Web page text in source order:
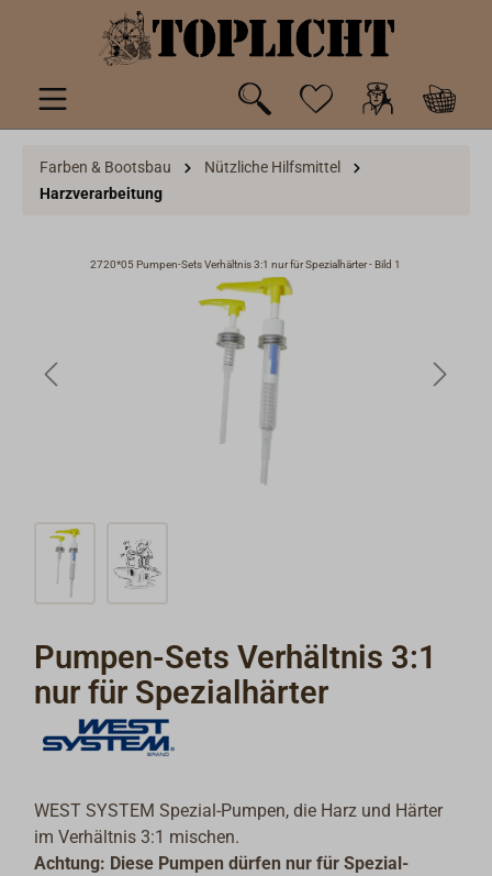
springen
Farben & Bootsbau
Nützliche Hilfsmittel
Harzverarbeitung
2720*05 Pumpen-Sets Verhältnis 3:1 nur für Spezialhärter - Bild 1
Pumpen-Sets Verhältnis 3:1
nur für Spezialhärter
WEST SYSTEM Spezial-Pumpen, die Harz und Härter
im Verhältnis 3:1 mischen.
Achtung: Diese Pumpen dürfen nur für Spezial-